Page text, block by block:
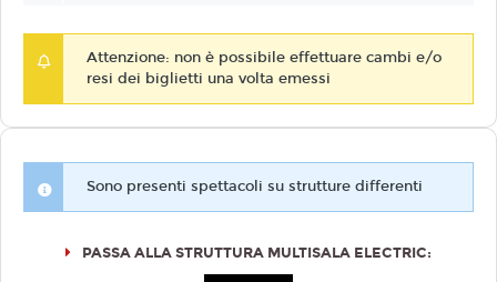
Attenzione: non è possibile effettuare cambi e/o
resi dei biglietti una volta emessi
Sono presenti spettacoli su strutture differenti
PASSA ALLA STRUTTURA MULTISALA ELECTRIC: